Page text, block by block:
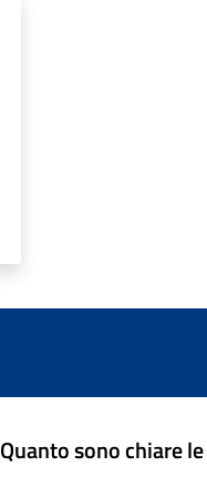
Quanto sono chiare